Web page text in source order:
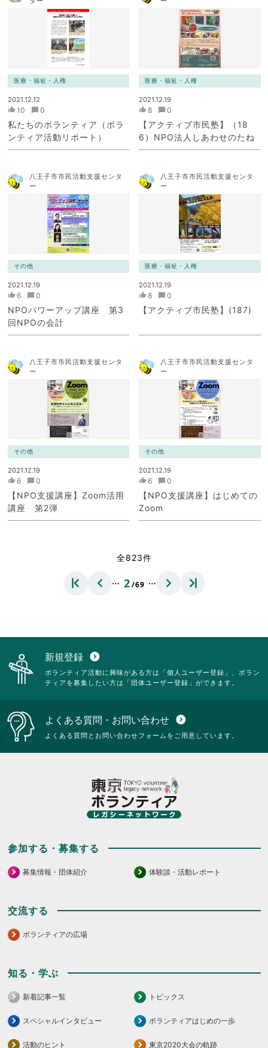
医療・福祉・人権
2021.12.12
10 0
私たちのボランティア（ボラ
ンティア活動リポート）
医療・福祉・人権
2021.12.19
8 0
【アクティブ市民塾】（18
6）NPO法人しあわせのたね
八王子市市民活動支援センタ
ー
その他
2021.12.19
6 0
NPOパワーアップ講座 第3
回NPOの会計
八王子市市民活動支援センタ
ー
医療・福祉・人権
2021.12.19
8 0
【アクティブ市民塾】(187)
八王子市市民活動支援センタ
ー
その他
2021.12.19
6 0
【NPO支援講座】Zoom活用
講座 第2弾
八王子市市民活動支援センタ
ー
その他
2021.12.19
6 0
【NPO支援講座】はじめての
Zoom
全823件
… 2/69 …
新規登録 expand_circle_down
ボランティア活動に興味がある方は「個人ユーザー登録」、ボラン
ティアを募集したい方は「団体ユーザー登録」ができます。
よくある質問・お問い合わせ expand_circle_down
よくある質問とお問い合わせフォームをご用意しています。
参加する・募集する
募集情報・団体紹介 体験談・活動レポート
交流する
ボランティアの広場
知る・学ぶ
新着記事一覧 トピックス
スペシャルインタビュー ボランティアはじめの一歩
活動のヒント 東京2020大会の軌跡